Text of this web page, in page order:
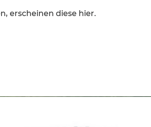
erscheinen diese hier.